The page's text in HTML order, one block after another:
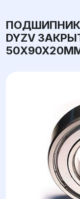
DYZV